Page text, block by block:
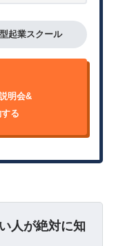
起業スクール
明会&
る
人が絶対に知